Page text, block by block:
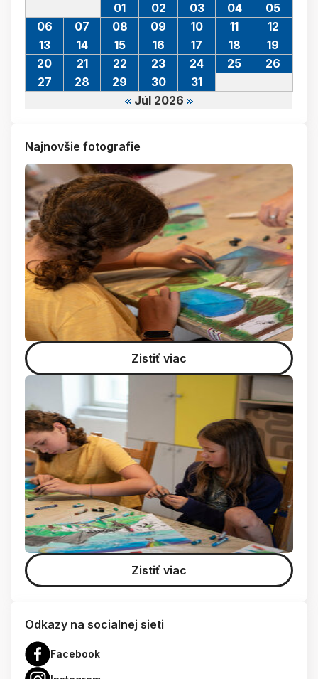
Júl 2026
01 02 03 04
05
06
07 08 09 10 11
12
13
14 15 16 17 18
19
20
21 22 23 24 25
26
27
28 29 30 31
Najnovšie fotografie
Zistiť viac
Zistiť viac
Odkazy na socialnej sieti
Facebook